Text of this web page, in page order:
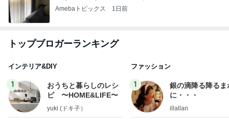
Amebaトピックス 1日前
トップブロガーランキング
インテリア&DIY
1
おうちと暮らしのレシ
ピ 〜HOME&LIFE〜
yuki (ドキ子）
ファッション
1
銀の滴降る降るま
に・・・
illallan